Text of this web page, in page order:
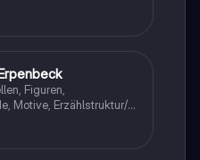
Figuren,
Motive, Erzählstruktur/-